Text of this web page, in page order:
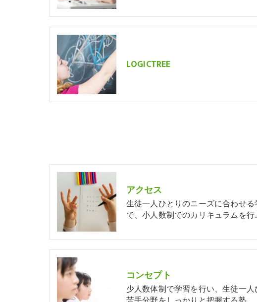
LOGICTREE
アクセス
生徒一人ひとりのニーズに合わせ
で、小人数制でのカリキュラムを行
コンセプト
少人数体制で学習を行い、生徒一人